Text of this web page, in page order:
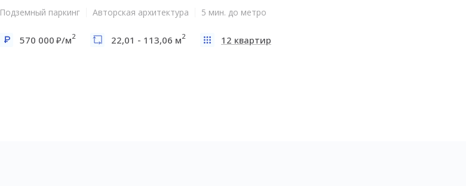
Подземный паркинг Авторская архитектура 5 мин. до метро
570 000 /м2 22,01 - 113,06 м2 12 квартир